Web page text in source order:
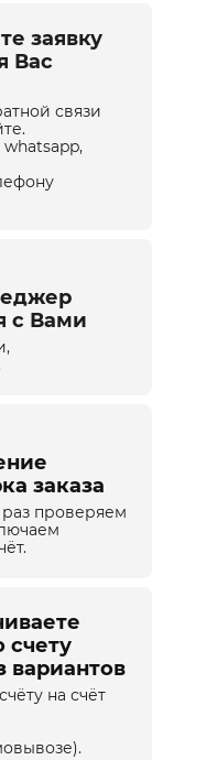
заявку
Вас
связи
с Вами
заказа
проверяем
счету
вариантов
на счёт